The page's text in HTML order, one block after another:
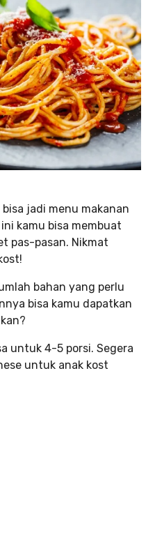
jadi menu makanan
kamu bisa membuat
pas-pasan. Nikmat
bahan yang perlu
bisa kamu dapatkan
untuk 4-5 porsi. Segera
untuk anak kost